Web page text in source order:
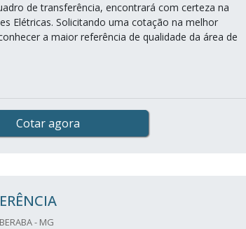
de transferência, encontrará com certeza na
Elétricas. Solicitando uma cotação na melhor
a maior referência de qualidade da área de
Cotar agora
- MG